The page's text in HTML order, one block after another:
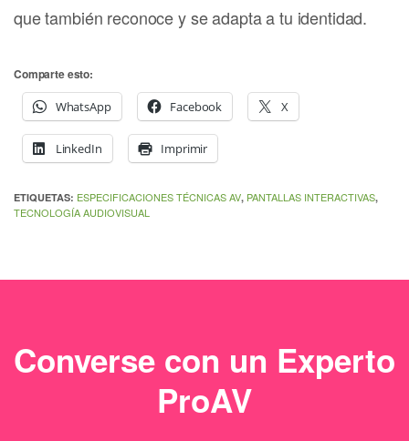
que también reconoce y se adapta a tu identidad.
Comparte esto:
WhatsApp
Facebook X
LinkedIn Imprimir
ETIQUETAS: ESPECIFICACIONES TÉCNICAS AV, PANTALLAS INTERACTIVAS,
TECNOLOGÍA AUDIOVISUAL
Converse con un Experto
ProAV